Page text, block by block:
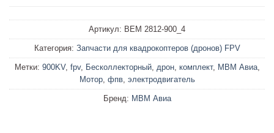
Артикул: ВЕМ 2812-900_4
Категория: Запчасти для квадрокоптеров (дронов) FPV
Метки: 900KV, fpv, Бесколлекторный, дрон, комплект, МВМ Авиа,
Мотор, фпв, электродвигатель
Бренд: МВМ Авиа